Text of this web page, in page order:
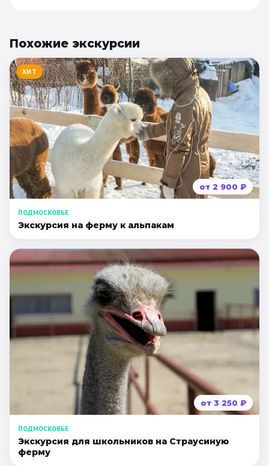
Похожие экскурсии
ХИТ
от 2 900 ₽
ПОДМОСКОВЬЕ
Экскурсия на ферму к альпакам
от 3 250 ₽
ПОДМОСКОВЬЕ
Экскурсия для школьников на Страусиную
ферму